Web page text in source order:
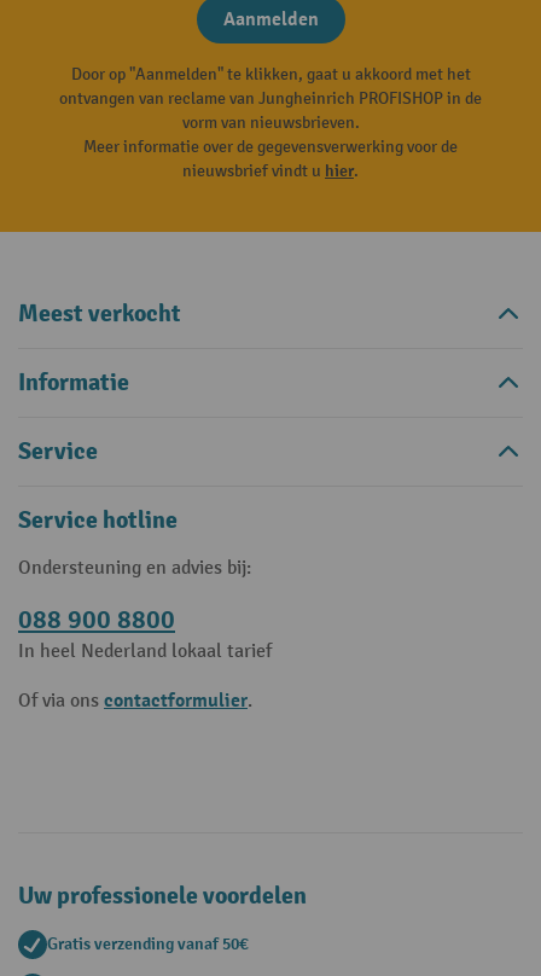
Aanmelden
Door op "Aanmelden" te klikken, gaat u akkoord met het
ontvangen van reclame van Jungheinrich PROFISHOP in de
vorm van nieuwsbrieven.
Meer informatie over de gegevensverwerking voor de
nieuwsbrief vindt u hier.
Meest verkocht
Informatie
Service
Service hotline
Ondersteuning en advies bij:
088 900 8800
In heel Nederland lokaal tarief
Of via ons contactformulier.
Uw professionele voordelen
Gratis verzending vanaf 50€